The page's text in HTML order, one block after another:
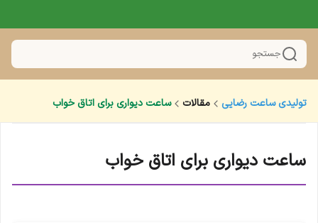
جستجو
تولیدی ساعت رضایی مقالات ساعت دیواری برای اتاق خواب
ساعت دیواری برای اتاق خواب